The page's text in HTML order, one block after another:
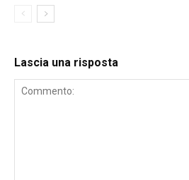
Lascia una risposta